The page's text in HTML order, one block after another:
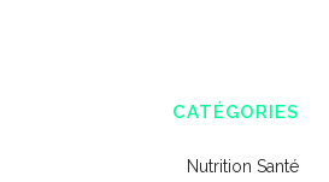
CATÉGORIES
Nutrition Santé